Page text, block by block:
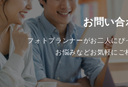
お問い合
フォトプランナーがお二人に
お悩みなどお気軽にご